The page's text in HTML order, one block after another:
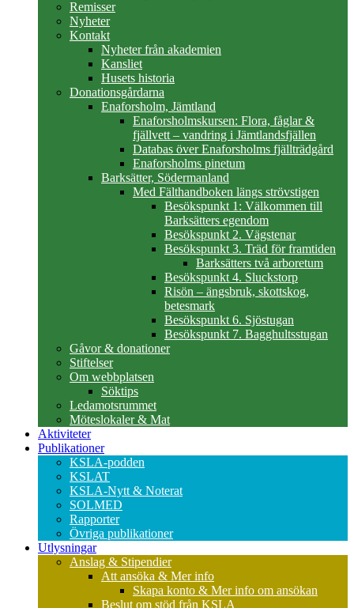
Remisser
Nyheter
Kontakt
Nyheter från akademien
Kansliet
Husets historia
Donationsgårdarna
Enaforsholm, Jämtland
Enaforsholmskursen: Flora, fåglar &
fjällvett – vandring i Jämtlandsfjällen
Databas över Enaforsholms fjällträdgård
Enaforsholms pinetum
Barksätter, Södermanland
Med Fälthandboken längs strövstigen
Besökspunkt 1: Välkommen till
Barksätters egendom
Besökspunkt 2. Vägstenar
Besökspunkt 3. Träd för framtiden
Barksätters två arboretum
Besökspunkt 4. Sluckstorp
Risön – ängsbruk, skottskog,
betesmark
Besökspunkt 6. Sjöstugan
Besökspunkt 7. Bagghultsstugan
Gåvor & donationer
Stiftelser
Om webbplatsen
Söktips
Ledamotsrummet
Möteslokaler & Mat
Aktiviteter
Publikationer
KSLA-podden
KSLAT
KSLA-Nytt & Noterat
SOLMED
Rapporter
Övriga publikationer
Utlysningar
Anslag & Stipendier
Att ansöka & Mer info
Skapa konto & Mer info om ansökan
Beslut om stöd från KSLA